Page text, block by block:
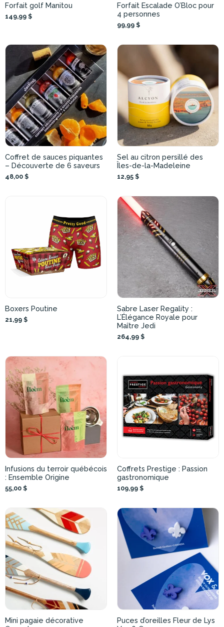
Forfait golf Manitou
149,99 $
Forfait Escalade O’Bloc pour
4 personnes
99,99 $
Coffret de sauces piquantes
– Découverte de 6 saveurs
48,00 $
Sel au citron persillé des
Îles-de-la-Madeleine
12,95 $
Boxers Poutine
21,99 $
Sabre Laser Regality :
L’Élégance Royale pour
Maître Jedi
264,99 $
Infusions du terroir québécois
: Ensemble Origine
55,00 $
Coffrets Prestige : Passion
gastronomique
109,99 $
Mini pagaie décorative
Puces d’oreilles Fleur de Lys